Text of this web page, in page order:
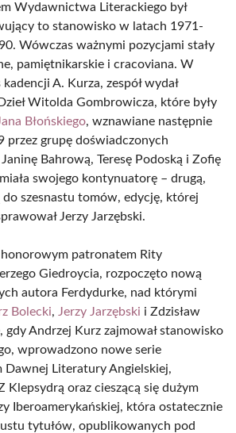
Wydawnictwa Literackiego był
to stanowisko w latach 1971-
Wówczas ważnymi pozycjami stały
pamiętnikarskie i cracoviana. W
A. Kurza, zespół wydał
Witolda Gombrowicza, które były
Błońskiego, wznawiane następnie
przez grupę doświadczonych
Bahrową, Teresę Podoską i Zofię
swojego kontynuatorę – drugą,
do szesnastu tomów, edycję, której
Jerzy Jarzębski.
patronatem Rity
Giedroycia, rozpoczęto nową
autora Ferdydurke, nad którymi
Bolecki, Jerzy Jarzębski i Zdzisław
gdy Andrzej Kurz zajmował stanowisko
wprowadzono nowe serie
Literatury Angielskiej,
Klepsydrą oraz cieszącą się dużym
Iberoamerykańskiej, która ostatecznie
tytułów, opublikowanych pod